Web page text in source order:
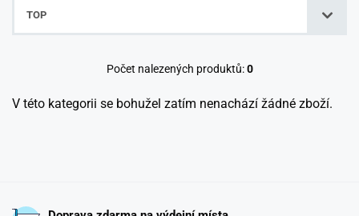
TOP
Počet nalezených produktů:0
V této kategorii se bohužel zatím nenachází žádné zboží.